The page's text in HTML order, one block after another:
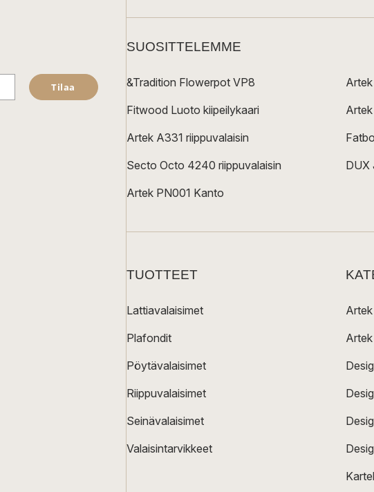
Tilaa
SUOSITTELEMME
&Tradition Flowerpot VP8
Fitwood Luoto kiipeilykaari
Artek A331 riippuvalaisin
Secto Octo 4240 riippuvalaisin
Artek PN001 Kanto
DUX
TUOTTEET
Lattiavalaisimet
Plafondit
Pöytävalaisimet
Riippuvalaisimet
Seinävalaisimet
Valaisintarvikkeet